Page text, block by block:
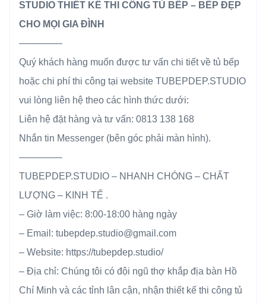
STUDIO THIẾT KẾ THI CÔNG TỦ BẾP – BẾP ĐẸP
CHO MỌI GIA ĐÌNH
————–
Quý khách hàng muốn được tư vấn chi tiết về tủ bếp
hoặc chi phí thi công tại website TUBEPDEP.STUDIO
vui lòng liên hệ theo các hình thức dưới:
Liên hệ đặt hàng và tư vấn: 0813 138 168
Nhắn tin Messenger (bên góc phải màn hình).
————–
TUBEPDEP.STUDIO – NHANH CHÓNG – CHẤT
LƯỢNG – KINH TẾ .
– Giờ làm việc: 8:00-18:00 hàng ngày
– Email: tubepdep.studio@gmail.com
– Website: https://tubepdep.studio/
– Địa chỉ: Chúng tôi có đội ngũ thợ khắp địa bàn Hồ
Chí Minh và các tỉnh lân cận, nhận thiết kế thi công tủ